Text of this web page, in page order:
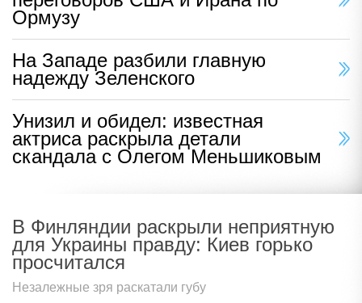
Ормузу
На Западе разбили главную
надежду Зеленского
Унизил и обидел: известная
актриса раскрыла детали
скандала с Олегом Меньшиковым
В Финляндии раскрыли неприятную
для Украины правду: Киев горько
просчитался
Незалежные зря раскатали губу